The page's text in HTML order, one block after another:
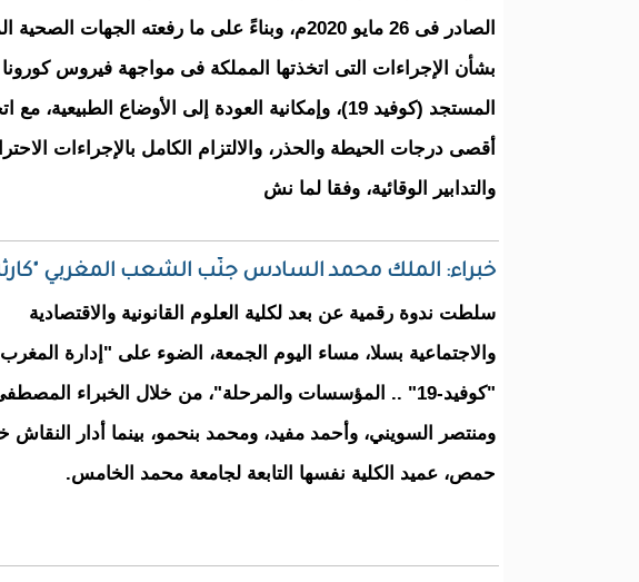
الصادر فى 26 مايو 2020م، وبناءً على ما رفعته الجهات
بشأن الإجراءات التى اتخذتها المملكة فى مواجهة فيروس كورونا
المستجد (كوفيد 19)، وإمكانية العودة إلى الأوضاع الطبيعية، مع
أقصى درجات الحيطة والحذر، والالتزام الكامل بالإجراءات
والتدابير الوقائية، وفقا لما نش
خبراء: الملك محمد السادس جنّب الشعب المغربي
سلطت ندوة رقمية عن بعد لكلية العلوم القانونية والاقتصادية
والاجتماعية بسلا، مساء اليوم الجمعة، الضوء على "إدارة
"كوفيد-19" .. المؤسسات والمرحلة"، من خلال الخبراء
ومنتصر السويني، وأحمد مفيد، ومحمد بنحمو، بينما أدار النقاش
حمص، عميد الكلية نفسها التابعة لجامعة محمد الخامس.